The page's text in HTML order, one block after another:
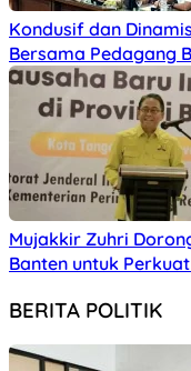
Kondusif dan
Bersama Pedagang
Mujakkir Zuhri
Banten untuk
BERITA POLITIK